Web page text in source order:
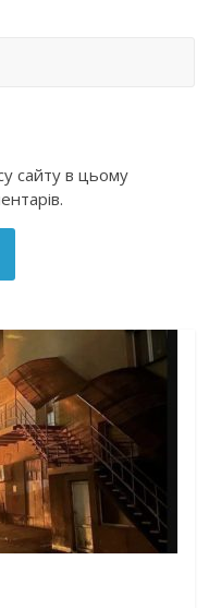
сайту в цьому